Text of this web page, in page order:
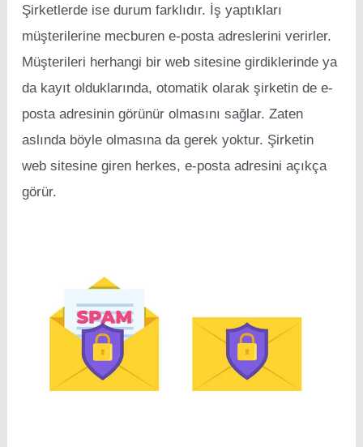
Şirketlerde ise durum farklıdır. İş yaptıkları
müşterilerine mecburen e-posta adreslerini verirler.
Müşterileri herhangi bir web sitesine girdiklerinde ya
da kayıt olduklarında, otomatik olarak şirketin de e-
posta adresinin görünür olmasını sağlar. Zaten
aslında böyle olmasına da gerek yoktur. Şirketin
web sitesine giren herkes, e-posta adresini açıkça
görür.